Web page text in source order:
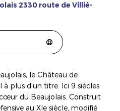
2330 route de Villié-
le Château de
à plus d'un titre. Ici 9 siècles
du Beaujolais. Construit
au XIe siècle, modifié